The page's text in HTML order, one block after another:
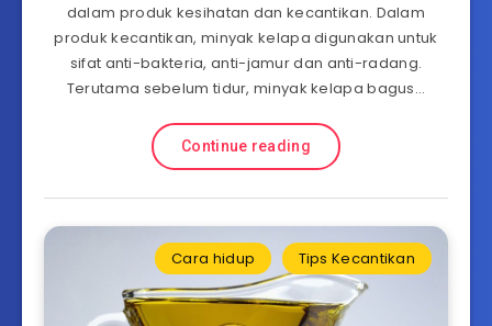
dalam produk kesihatan dan kecantikan. Dalam
produk kecantikan, minyak kelapa digunakan untuk
sifat anti-bakteria, anti-jamur dan anti-radang.
Terutama sebelum tidur, minyak kelapa bagus…
Continue reading
Cara hidup Tips Kecantikan